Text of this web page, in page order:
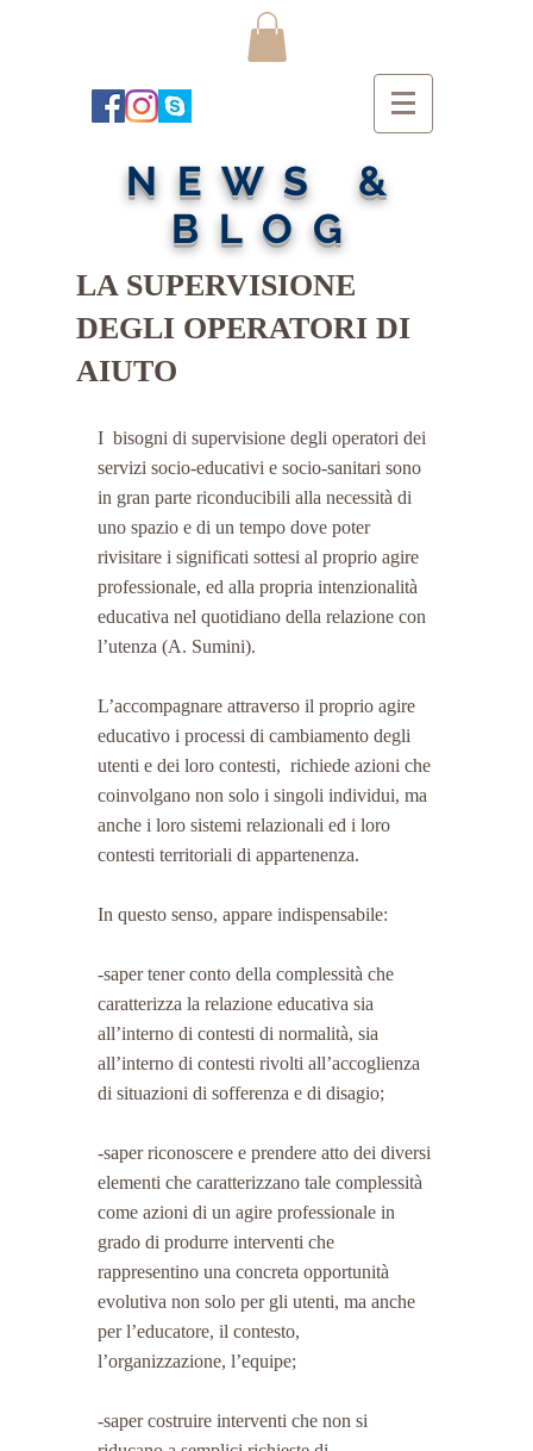
NEWS &
BLOG
LA SUPERVISIONE
DEGLI OPERATORI DI
AIUTO
I  bisogni di supervisione degli operatori dei
servizi socio-educativi e socio-sanitari sono
in gran parte riconducibili alla necessità di
uno spazio e di un tempo dove poter
rivisitare i significati sottesi al proprio agire
professionale, ed alla propria intenzionalità
educativa nel quotidiano della relazione con
l’utenza (A. Sumini).
L’accompagnare attraverso il proprio agire
educativo i processi di cambiamento degli
utenti e dei loro contesti,  richiede azioni che
coinvolgano non solo i singoli individui, ma
anche i loro sistemi relazionali ed i loro
contesti territoriali di appartenenza.
In questo senso, appare indispensabile:
-saper tener conto della complessità che
caratterizza la relazione educativa sia
all’interno di contesti di normalità, sia
all’interno di contesti rivolti all’accoglienza
di situazioni di sofferenza e di disagio;
-saper riconoscere e prendere atto dei diversi
elementi che caratterizzano tale complessità
come azioni di un agire professionale in
grado di produrre interventi che
rappresentino una concreta opportunità
evolutiva non solo per gli utenti, ma anche
per l’educatore, il contesto,
l’organizzazione, l’equipe;
-saper costruire interventi che non si